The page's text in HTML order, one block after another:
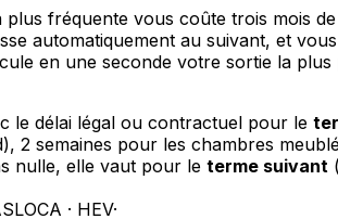
fréquente vous coûte trois mois
automatiquement au suivant, et
en une seconde votre sortie la plus
le délai légal ou contractuel pour le
2 semaines pour les chambres
nulle, elle vaut pour le terme suivant
· HEV·